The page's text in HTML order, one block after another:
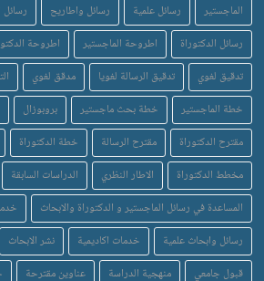
الماجستير رسائل علمية رسائل واطاريح
رسائل
رسائل الدكتوراة
اطروحة الماجستير اطروحة
تدقيق لغوي
تدقيق الرسالة لغويا مدقق لغوي
خطة الماجستير
خطة بحث ماجستير بروبوزال
مقترح الدكتوراة
مقترح الرسالة خطة الدكتوراة
مخطط الدكتوراة
الاطار النظري الدراسات السابقة
المساعدة في رسائل الماجستير و الدكتوراة والابحاث
رسائل وابحاث علمية
خدمات اكاديمية نشر الابحاث
قبول جامعي
منهجية الدراسة عناوين مقترحة